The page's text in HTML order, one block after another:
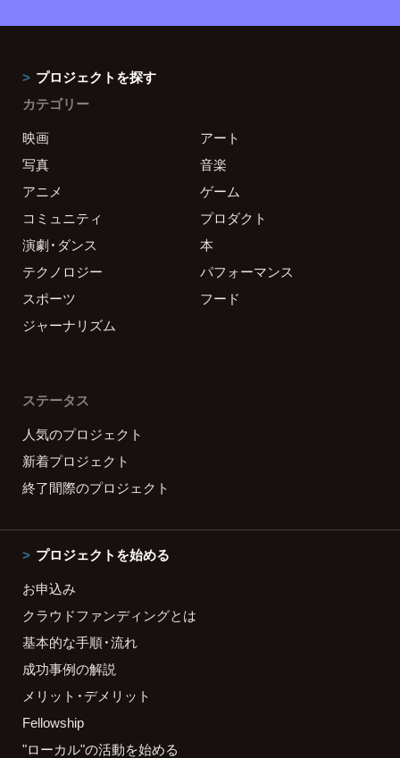
プロジェクトを探す
カテゴリー
映画
アート
写真
音楽
アニメ
ゲーム
コミュニティ
プロダクト
演劇・ダンス
本
テクノロジー
パフォーマンス
スポーツ
フード
ジャーナリズム
ステータス
人気のプロジェクト
新着プロジェクト
終了間際のプロジェクト
プロジェクトを始める
お申込み
クラウドファンディングとは
基本的な手順・流れ
成功事例の解説
メリット・デメリット
Fellowship
"ローカル"の活動を始める